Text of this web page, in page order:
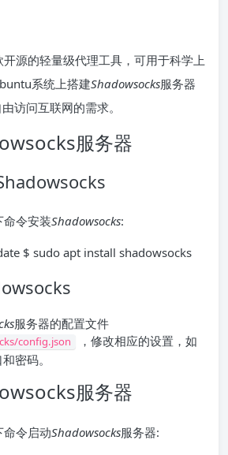
开源的轻量级代理工具，可用于科学上
系统上搭建Shadowsocks服务器
访问互联网的需求。
服务器
令安装Shadowsocks:
$ sudo apt install shadowsocks
服务器的配置文件
config.json
，修改相应的设置，如
密码。
服务器
令启动Shadowsocks服务器: